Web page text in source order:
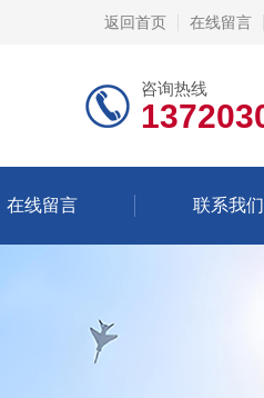
返回首页 在线留言
咨询热线
在线留言 联系我们